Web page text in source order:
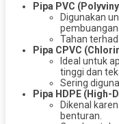
Pipa PVC
Digunakan
pembuangan.
Tahan
Pipa CPVC
Ideal untuk
tinggi dan
Sering
Pipa HDPE (High-
Dikenal
benturan.